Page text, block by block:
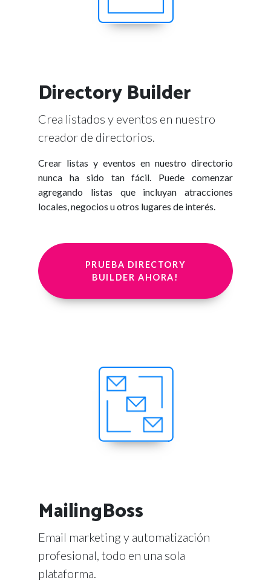
Directory Builder
Crea listados y eventos en nuestro
creador de directorios.
Crear listas y eventos en nuestro directorio
nunca ha sido tan fácil. Puede comenzar
agregando listas que incluyan atracciones
locales, negocios u otros lugares de interés.
PRUEBA DIRECTORY
BUILDER AHORA!
MailingBoss
Email marketing y automatización
profesional, todo en una sola
plataforma.